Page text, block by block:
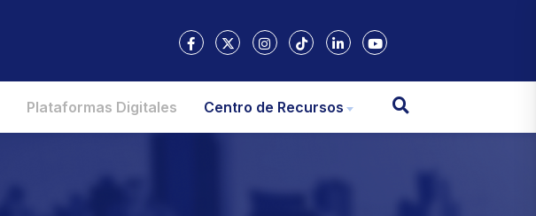
Plataformas Digitales Centro de Recursos